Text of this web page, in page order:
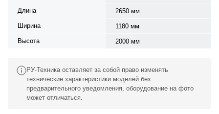
Длина
2650 мм
Ширина
1180 мм
Высота
2000 мм
РУ-Техника оставляет за собой право изменять
технические характеристики моделей без
предварительного уведомления, оборудование на фото
может отличаться.